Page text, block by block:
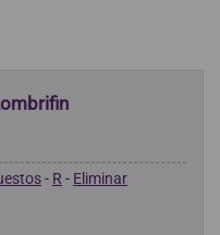
- R - Eliminar